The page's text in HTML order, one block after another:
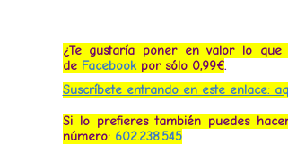
¿Te gustaría poner en valor lo que
de Facebookpor sólo 0,99€.
Suscríbete entrando en este enlace:
Si lo prefieres también puedes
número: 602.238.545